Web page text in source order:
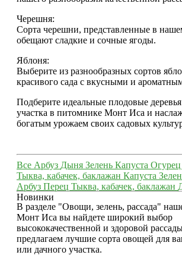
Черешня:
Сорта черешни, представленные в
обещают сладкие и сочные ягоды.
Яблоня:
Выберите из разнообразных сортов
красивого сада с вкусными и
Подберите идеальные плодовые
участка в питомнике Монт Иса и
богатым урожаем своих садовых
Все Арбуз Дыня Зелень Капуста Огурец
Тыква, кабачек, баклажан Капуста
Арбуз Перец Тыква, кабачек, баклажан
Новинки
В разделе "Овощи, зелень, рассада"
Монт Иса вы найдете широкий выбор
высококачественной и здоровой
предлагаем лучшие сорта овощей для
или дачного участка.